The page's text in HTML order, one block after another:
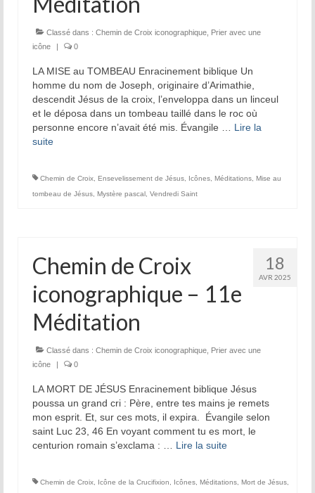
Prière d’Adoration et de Louange
Parole de Dieu
Prière d’intercession
Dévotion mariale
Jeanne Le Ber
Cause de Jeanne Le Ber
Bibliographie sur Jeanne Le Ber
Vidéos sur Jeanne Le Ber
Chapelle d’adoration
Famille reclusienne
Adoratrices et Adorateurs Missionnaires
Monastère Spirituel
Prier avec une icône
Classé dans : Chemin de Croix iconographique, Prier avec une
icône
0
LA MISE au TOMBEAU Enracinement biblique Un
homme du nom de Joseph, originaire d’Arimathie,
descendit Jésus de la croix, l’enveloppa dans un linceul
et le déposa dans un tombeau taillé dans le roc où
personne encore n’avait été mis. Évangile … Lire la
suite­­
Chemin de Croix, Ensevelissement de Jésus, Icônes, Méditations, Mise au
tombeau de Jésus, Mystère pascal , Vendredi Saint
18
AVR 2025
Chemin de Croix
iconographique – 11e
Méditation
Classé dans : Chemin de Croix iconographique, Prier avec une
icône
0
LA MORT DE JÉSUS Enracinement biblique Jésus
poussa un grand cri : Père, entre tes mains je remets
mon esprit. Et, sur ces mots, il expira. Évangile selon
saint Luc 23, 46 En voyant comment tu es mort, le
centurion romain s’exclama : … Lire la suite­­
Chemin de Croix, Icône de la Crucifixion, Icônes, Méditations, Mort de Jésus,